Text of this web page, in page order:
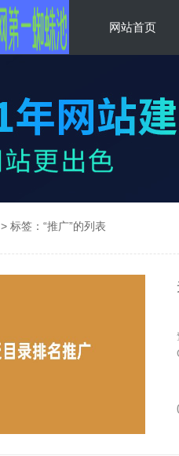
网站首页
> 标签：“推广”的列表